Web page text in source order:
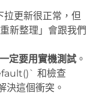
拉更新很正常，但
新整理」會跟我們
一定要用實機測試 。
和檢查
這個衝突。